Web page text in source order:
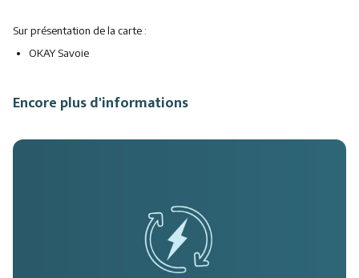
Sur présentation de la carte :
OKAY Savoie
Encore plus d'informations